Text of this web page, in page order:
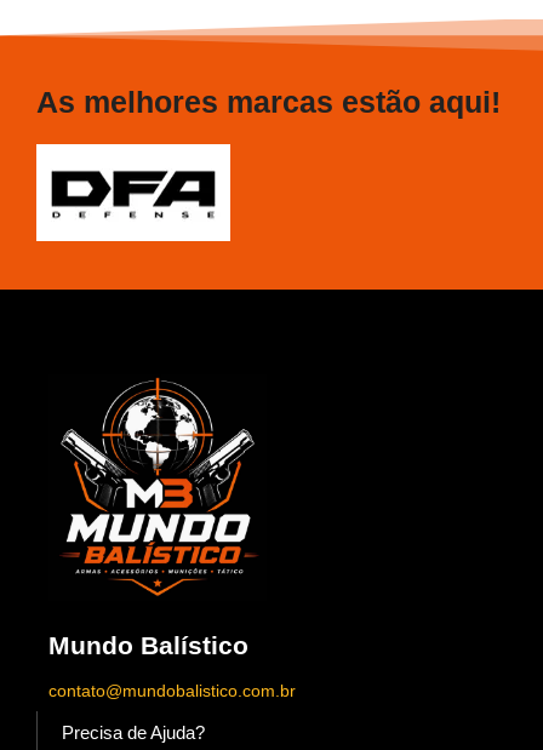
As melhores marcas estão aqui!
Mundo Balístico
contato@mundobalistico.com.br
Precisa de Ajuda?